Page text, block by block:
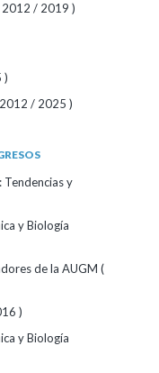
2012 / 2019 )
)
/ 2025 )
Tendencias y
y Biología
de la AUGM (
)
y Biología